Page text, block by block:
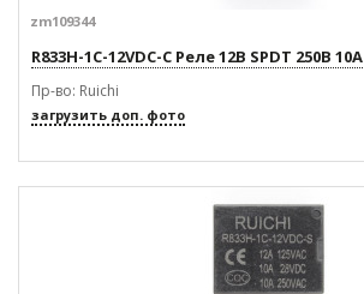
zm109344
R833H-1C-12VDC-C Реле 12В SPDT 250В 10А
Пр-во: Ruichi
загрузить доп. фото